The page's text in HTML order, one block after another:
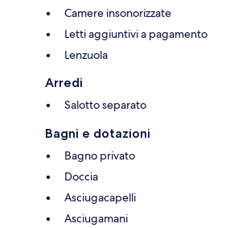
Camere insonorizzate
Letti aggiuntivi a pagamento
Lenzuola
Arredi
Salotto separato
Bagni e dotazioni
Bagno privato
Doccia
Asciugacapelli
Asciugamani